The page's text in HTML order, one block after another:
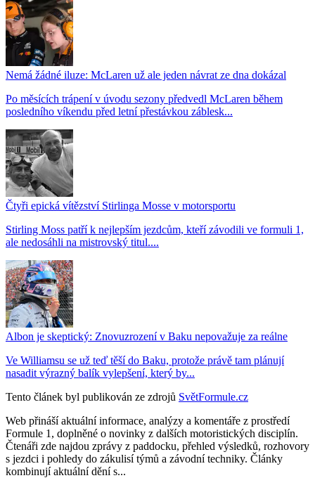
Nemá žádné iluze: McLaren už ale jeden návrat ze dna dokázal
Po měsících trápení v úvodu sezony předvedl McLaren během
posledního víkendu před letní přestávkou záblesk...
Čtyři epická vítězství Stirlinga Mosse v motorsportu
Stirling Moss patří k nejlepším jezdcům, kteří závodili ve formuli 1,
ale nedosáhli na mistrovský titul....
Albon je skeptický: Znovuzrození v Baku nepovažuje za reálne
Ve Williamsu se už teď těší do Baku, protože právě tam plánují
nasadit výrazný balík vylepšení, který by...
Tento článek byl publikován ze zdrojů SvětFormule.cz
Web přináší aktuální informace, analýzy a komentáře z prostředí
Formule 1, doplněné o novinky z dalších motoristických disciplín.
Čtenáři zde najdou zprávy z paddocku, přehled výsledků, rozhovory
s jezdci i pohledy do zákulisí týmů a závodní techniky. Články
kombinují aktuální dění s...